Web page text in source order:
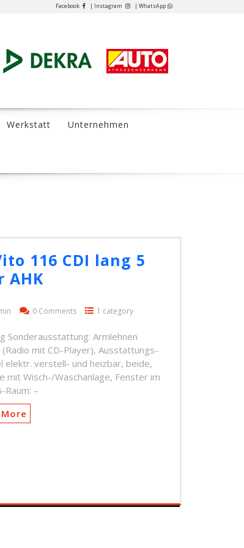
Facebook | Instagram | WhatsApp
Werkstatt Unternehmen
116 CDI lang 5
AHK
0 Comments 1 category
Sonderausstattung: Armlehnen
mit CD-Player), Ausstattungs-
elektr. verstell- und heizbar, beide,
mit Wisch-/Waschanlage, Fenster im
Raum: –